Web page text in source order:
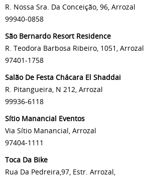
R. Nossa Sra. Da Conceição, 96, Arrozal
99940-0858
São Bernardo Resort Residence
R. Teodora Barbosa Ribeiro, 1051, Arrozal
97401-1758
Salão De Festa Chácara El Shaddai
R. Pitangueira, N 212, Arrozal
99936-6118
Sítio Manancial Eventos
Via Sítio Manancial, Arrozal
97404-1111
Toca Da Bike
Rua Da Pedreira,97, Estr. Arrozal,